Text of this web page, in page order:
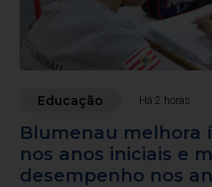
Educação Há 2 horas
Blumenau melhora
nos anos iniciais e
desempenho nos